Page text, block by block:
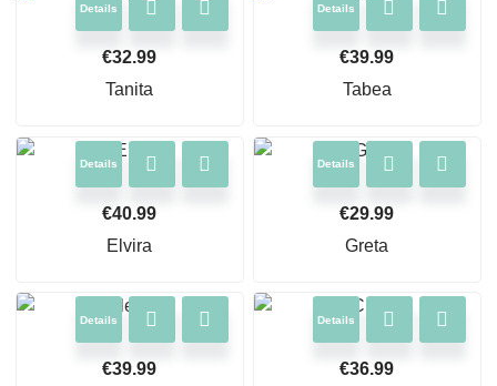
Details
€32.99
Tanita
Details
€39.99
Tabea
Details
€40.99
Elvira
Details
€29.99
Greta
Details
€39.99
Details
€36.99